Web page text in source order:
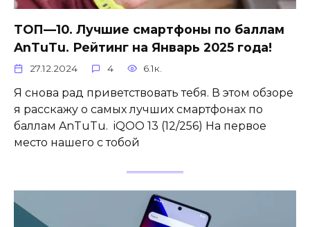
ТОП—10. Лучшие смартфоны по баллам
AnTuTu. Рейтинг на Январь 2025 года!
27.12.2024 4 6.1к.
Я снова рад приветствовать тебя. В этом обзоре
я расскажу о самых лучших смартфонах по
баллам AnTuTu. iQOO 13 (12/256) На первое
место нашего с тобой